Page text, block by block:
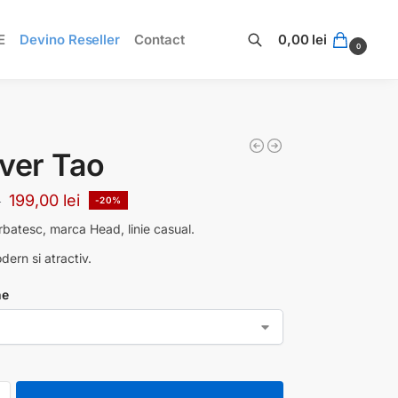
Devino Reseller Contact 0,00 lei 0
Tao
199,00 lei -20%
marca Head, linie casual.
si atractiv.